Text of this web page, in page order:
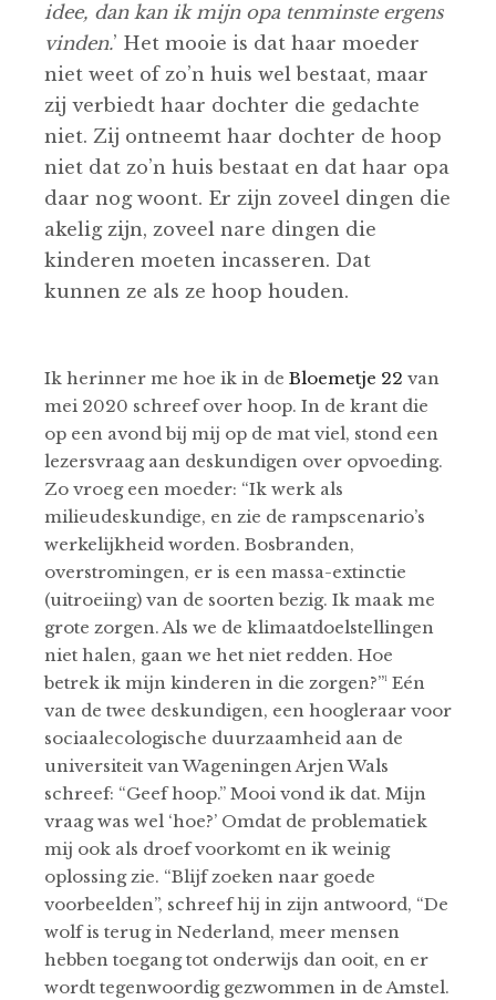
idee, dan kan ik mijn opa tenminste ergens
vinden.’ Het mooie is dat haar moeder
niet weet of zo’n huis wel bestaat, maar
zij verbiedt haar dochter die gedachte
niet. Zij ontneemt haar dochter de hoop
niet dat zo’n huis bestaat en dat haar opa
daar nog woont. Er zijn zoveel dingen die
akelig zijn, zoveel nare dingen die
kinderen moeten incasseren. Dat
kunnen ze als ze hoop houden.
Ik herinner me hoe ik in de Bloemetje 22 van
mei 2020 schreef over hoop. In de krant die
op een avond bij mij op de mat viel, stond een
lezersvraag aan deskundigen over opvoeding.
Zo vroeg een moeder: “Ik werk als
milieudeskundige, en zie de rampscenario’s
werkelijkheid worden. Bosbranden,
overstromingen, er is een massa-extinctie
(uitroeiing) van de soorten bezig. Ik maak me
grote zorgen. Als we de klimaatdoelstellingen
niet halen, gaan we het niet redden. Hoe
betrek ik mijn kinderen in die zorgen?”¹ Eén
van de twee deskundigen, een hoogleraar voor
sociaalecologische duurzaamheid aan de
universiteit van Wageningen Arjen Wals
schreef: “Geef hoop.” Mooi vond ik dat. Mijn
vraag was wel ‘hoe?’ Omdat de problematiek
mij ook als droef voorkomt en ik weinig
oplossing zie. “Blijf zoeken naar goede
voorbeelden”, schreef hij in zijn antwoord, “De
wolf is terug in Nederland, meer mensen
hebben toegang tot onderwijs dan ooit, en er
wordt tegenwoordig gezwommen in de Amstel.